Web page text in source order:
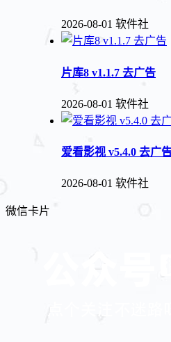
2026-08-01 软件社
片库8 v1.1.7 去广告
2026-08-01 软件社
爱看影视 v5.4.0 去广
2026-08-01 软件社
微信卡片